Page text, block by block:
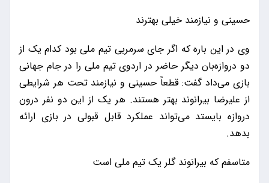
حسینی و نیازمند خیلی بهترند
وی در این باره که اگر جای سرمربی تیم ملی بود کدام یک از
دو دروازه‌بان دیگر حاضر در اردوی تیم ملی را در جام جهانی
بازی می‌داد گفت: قطعاً حسینی و نیازمند تحت هر شرایطی
از علیرضا بیرانوند بهتر هستند. هر یک از این دو نفر درون
دروازه بایستد می‌تواند عملکرد قابل قبولی در بازی ارائه
بدهد.
متاسفم که بیرانوند گلر یک تیم ملی است